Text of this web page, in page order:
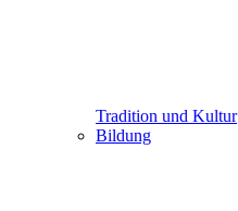
Tradition und Kultur
Bildung